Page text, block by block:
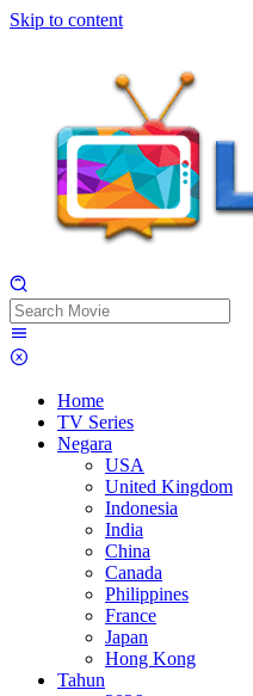
Skip to content
Home
TV Series
Negara
USA
United Kingdom
Indonesia
India
China
Canada
Philippines
France
Japan
Hong Kong
Tahun